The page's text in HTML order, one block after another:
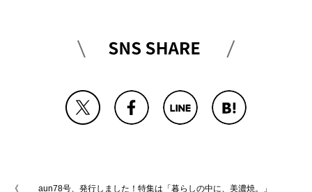
aun78号、発行しました！特集は「暮らしの中に、美濃焼。」